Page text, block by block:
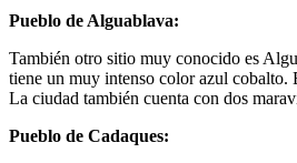
Pueblo de Alguablava:
También otro sitio muy conocido es
tiene un muy intenso color azul cobalto.
La ciudad también cuenta con dos
Pueblo de Cadaques: